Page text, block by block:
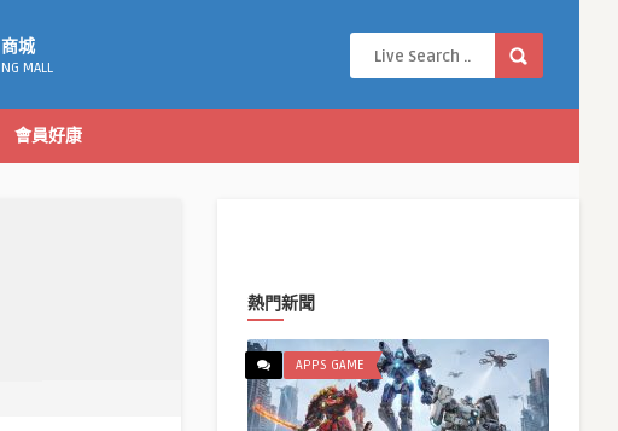
城
MALL
會員好康
熱門新聞
APPS GAME